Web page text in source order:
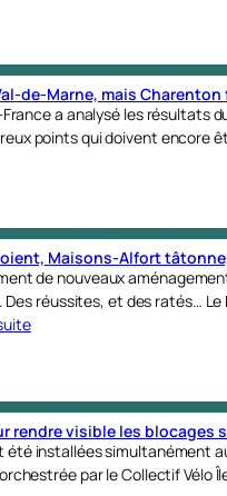
de-Marne, mais
a analysé les résultats
points qui doivent encore
Maisons-Alfort
de nouveaux
réussites, et des ratés… Le
visible les blocages
installées simultanément
par le Collectif Vélo